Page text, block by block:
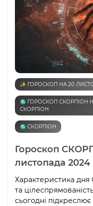
✨ ГОРОСКОП НА 20
♏️ ГОРОСКОП СКОРПІОН
СКОРПІОН
♏️ СКОРПІОН
Гороскоп
листопада
Характеристика дня
та
сьогодні